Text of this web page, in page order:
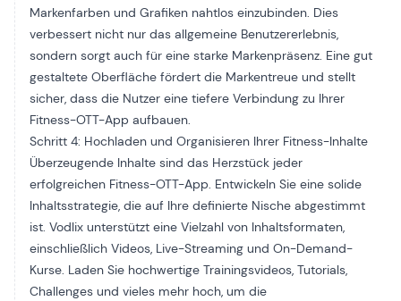
Markenfarben und Grafiken nahtlos einzubinden. Dies
verbessert nicht nur das allgemeine Benutzererlebnis,
sondern sorgt auch für eine starke Markenpräsenz. Eine gut
gestaltete Oberfläche fördert die Markentreue und stellt
sicher, dass die Nutzer eine tiefere Verbindung zu Ihrer
Fitness-OTT-App aufbauen.
Schritt 4: Hochladen und Organisieren Ihrer Fitness-Inhalte
Überzeugende Inhalte sind das Herzstück jeder
erfolgreichen Fitness-OTT-App. Entwickeln Sie eine solide
Inhaltsstrategie, die auf Ihre definierte Nische abgestimmt
ist. Vodlix unterstützt eine Vielzahl von Inhaltsformaten,
einschließlich Videos, Live-Streaming und On-Demand-
Kurse. Laden Sie hochwertige Trainingsvideos, Tutorials,
Challenges und vieles mehr hoch, um die